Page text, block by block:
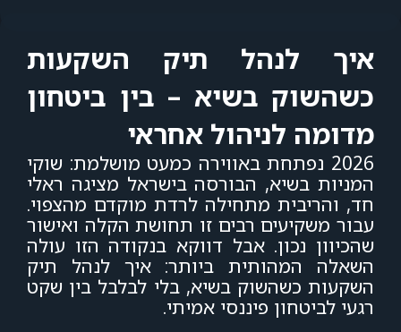
איך לנהל תיק השקעות
כשהשוק בשיא – בין ביטחון
מדומה לניהול אחראי
2026 נפתחת באווירה כמעט מושלמת: שוקי
המניות בשיא, הבורסה בישראל מציגה ראלי
חד, והריבית מתחילה לרדת מוקדם מהצפוי.
עבור משקיעים רבים זו תחושת הקלה ואישור
שהכיוון נכון. אבל דווקא בנקודה הזו עולה
השאלה המהותית ביותר: איך לנהל תיק
השקעות כשהשוק בשיא, בלי לבלבל בין שקט
רגעי לביטחון פיננסי אמיתי.